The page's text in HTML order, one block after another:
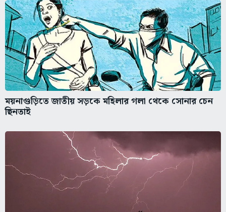
ময়নাগুড়িতে জাতীয় সড়কে মহিলার গলা থেকে সোনার চেন
ছিনতাই